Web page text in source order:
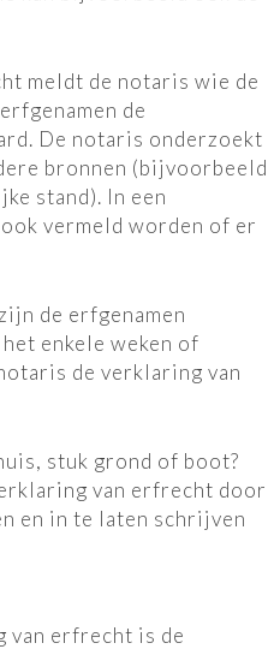
meldt de notaris wie de
de
De notaris onderzoekt
bronnen (bijvoorbeeld
stand). In een
vermeld worden of er
de erfgenamen
enkele weken of
de verklaring van
stuk grond of boot?
van erfrecht door
en in te laten schrijven
van erfrecht is de